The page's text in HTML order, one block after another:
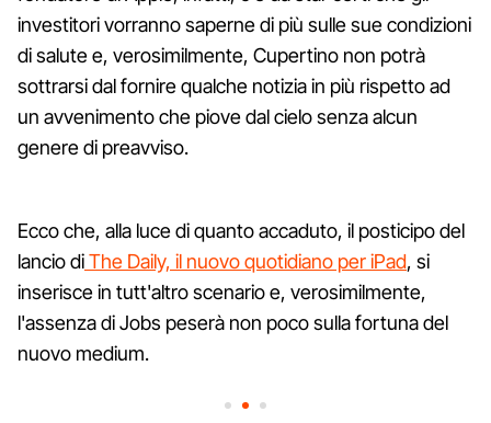
investitori vorranno saperne di più sulle sue condizioni
di salute e, verosimilmente, Cupertino non potrà
sottrarsi dal fornire qualche notizia in più rispetto ad
un avvenimento che piove dal cielo senza alcun
genere di preavviso.
Ecco che, alla luce di quanto accaduto, il posticipo del
lancio diThe Daily, il nuovo quotidiano per iPad, si
inserisce in tutt'altro scenario e, verosimilmente,
l'assenza di Jobs peserà non poco sulla fortuna del
nuovo medium.